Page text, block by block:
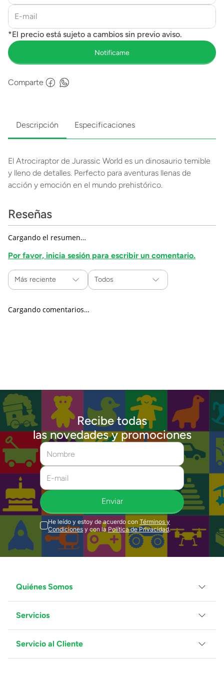
Comparte
Descripción Especificaciones
El Atrociraptor de Jurassic World es un dinosaurio temible
y lleno de detalles. Perfecto para aventuras llenas de
acción y emoción en el mundo prehistórico.
Reseñas
Cargando el resumen…
Por favor, inicia sesión para escribir un comentario.
Más reciente Todos
Cargando comentarios…
Recibe todas
las novedades y promociones
Enviar
He leído y estoy de acuerdo con Términos y
Condiciones y con la Política de Privacidad.
Quiénes Somos
Grupo Juguetron
Localiza tu tienda
Blog
Servicios
Facturación
Proveedores
Servicio al Cliente